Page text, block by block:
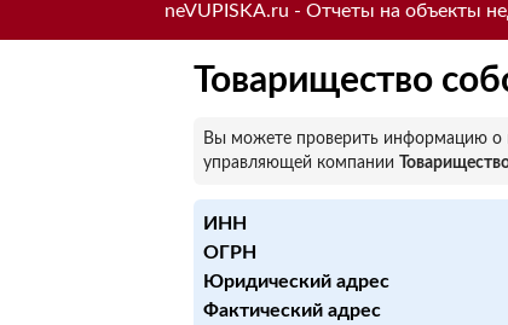
neVUPISKA.ru - Отчеты на объекты
Товарищество
Вы можете проверить информацию о
управляющей компании
ИНН
ОГРН
Юридический адрес
Фактический адрес